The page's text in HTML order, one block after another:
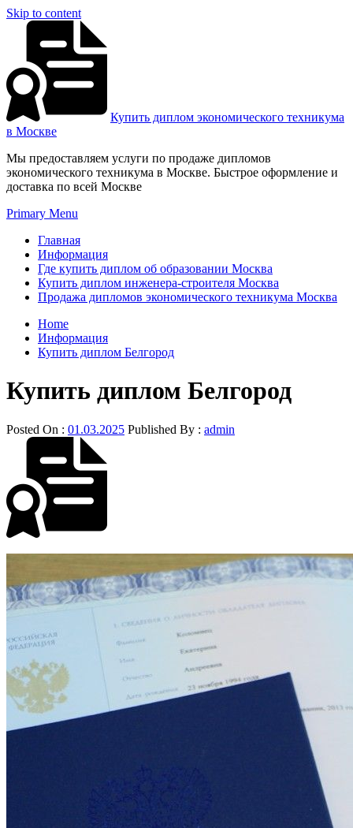
Skip to content
Купить диплом экономического техникума
в Москве
Мы предоставляем услуги по продаже дипломов
экономического техникума в Москве. Быстрое оформление и
доставка по всей Москве
Primary Menu
Главная
Информация
Где купить диплом об образовании Москва
Купить диплом инженера-строителя Москва
Продажа дипломов экономического техникума Москва
Home
Информация
Купить диплом Белгород
Купить диплом Белгород
Posted On : 01.03.2025 Published By : admin